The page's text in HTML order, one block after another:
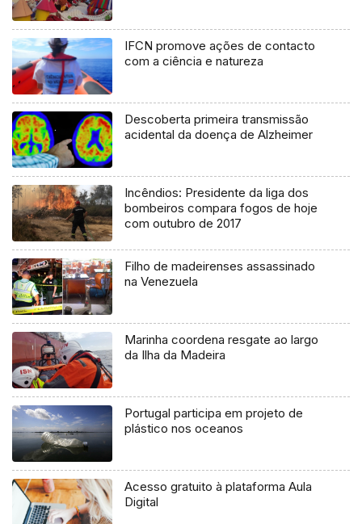
IFCN promove ações de contacto
com a ciência e natureza
Descoberta primeira transmissão
acidental da doença de Alzheimer
Incêndios: Presidente da liga dos
bombeiros compara fogos de hoje
com outubro de 2017
Filho de madeirenses assassinado
na Venezuela
Marinha coordena resgate ao largo
da Ilha da Madeira
Portugal participa em projeto de
plástico nos oceanos
Acesso gratuito à plataforma Aula
Digital